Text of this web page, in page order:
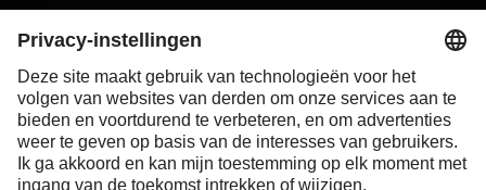
Romania
Slovakia
Spain
Sweden